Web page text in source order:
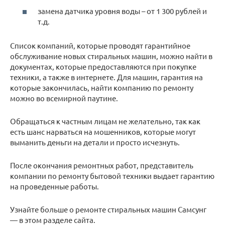
замена датчика уровня воды – от 1 300 рублей и
т.д.
Список компаний, которые проводят гарантийное
обслуживание новых стиральных машин, можно найти в
документах, которые предоставляются при покупке
техники, а также в интернете. Для машин, гарантия на
которые закончилась, найти компанию по ремонту
можно во всемирной паутине.
Обращаться к частным лицам не желательно, так как
есть шанс нарваться на мошенников, которые могут
выманить деньги на детали и просто исчезнуть.
После окончания ремонтных работ, представитель
компании по ремонту бытовой техники выдает гарантию
на проведенные работы.
Узнайте больше о ремонте стиральных машин Самсунг
— в этом разделе сайта.